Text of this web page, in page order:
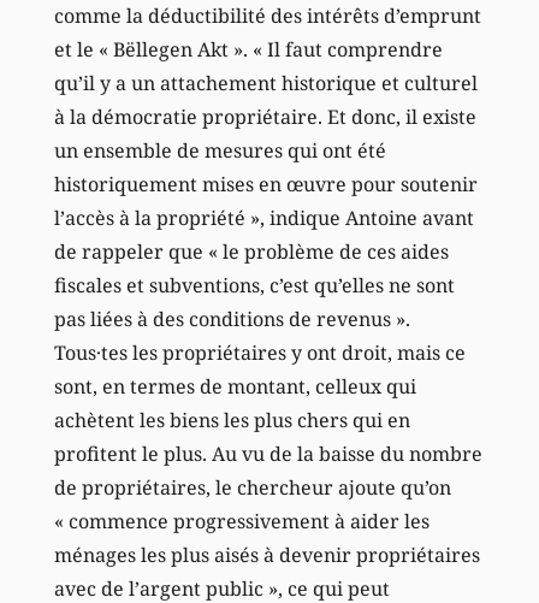
comme la déductibilité des intérêts d’emprunt
et le « Bëllegen Akt ». « Il faut comprendre
qu’il y a un attachement historique et culturel
à la démocratie propriétaire. Et donc, il existe
un ensemble de mesures qui ont été
historiquement mises en œuvre pour soutenir
l’accès à la propriété », indique Antoine avant
de rappeler que « le problème de ces aides
fiscales et subventions, c’est qu’elles ne sont
pas liées à des conditions de revenus ».
Tous·tes les propriétaires y ont droit, mais ce
sont, en termes de montant, celleux qui
achètent les biens les plus chers qui en
profitent le plus. Au vu de la baisse du nombre
de propriétaires, le chercheur ajoute qu’on
« commence progressivement à aider les
ménages les plus aisés à devenir propriétaires
avec de l’argent public », ce qui peut